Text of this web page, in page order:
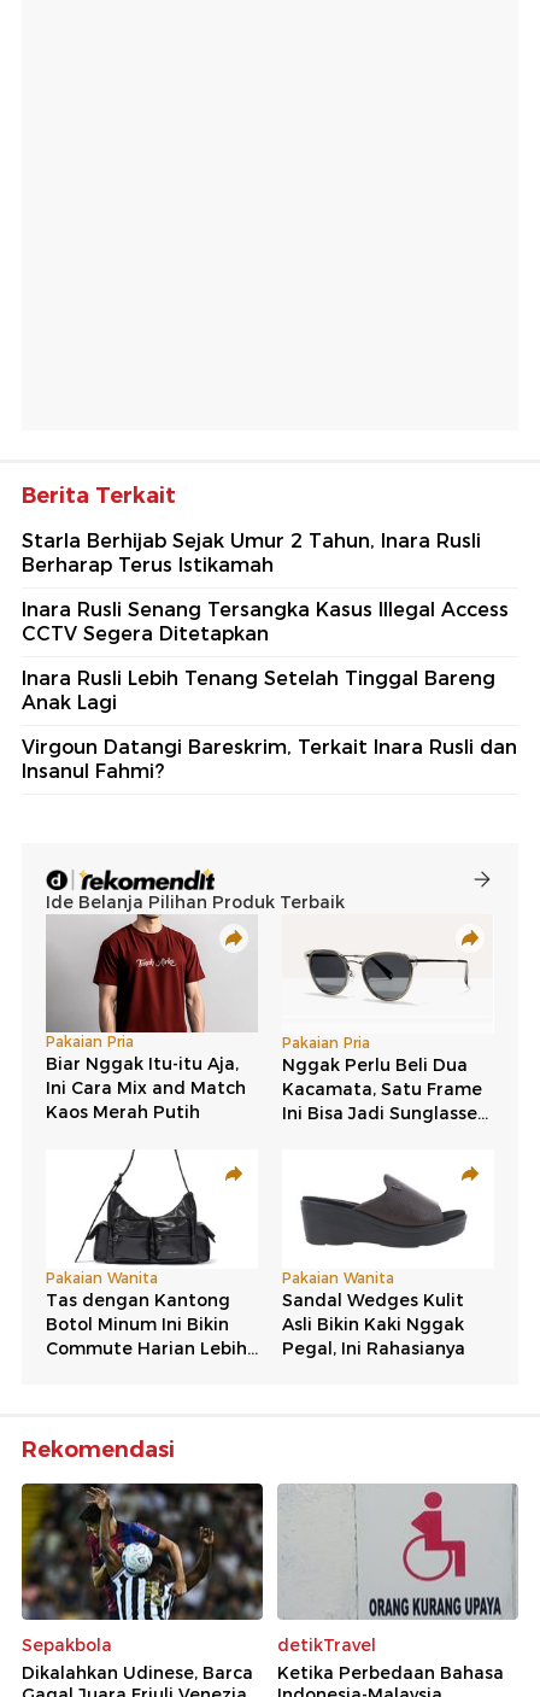
Berita Terkait
Starla Berhijab Sejak Umur 2 Tahun, Inara Rusli
Berharap Terus Istikamah
Inara Rusli Senang Tersangka Kasus Illegal Access
CCTV Segera Ditetapkan
Inara Rusli Lebih Tenang Setelah Tinggal Bareng
Anak Lagi
Virgoun Datangi Bareskrim, Terkait Inara Rusli dan
Insanul Fahmi?
Rekomendasi
Sepakbola
Dikalahkan Udinese, Barca
detikTravel
Ketika Perbedaan Bahasa